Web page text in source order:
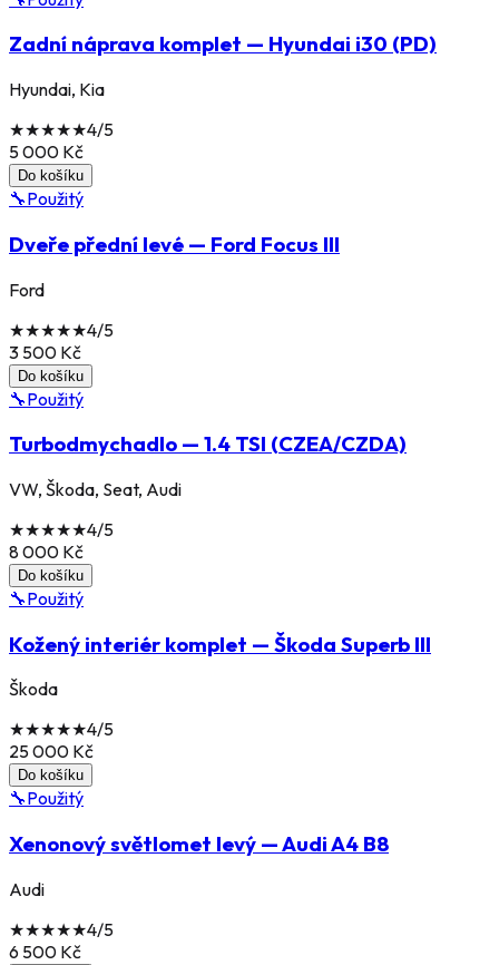
Zadní náprava komplet — Hyundai i30 (PD)
Hyundai, Kia
★★★★★4/5
5 000 Kč
Do košíku
🔧Použitý
Dveře přední levé — Ford Focus III
Ford
★★★★★4/5
3 500 Kč
Do košíku
🔧Použitý
Turbodmychadlo — 1.4 TSI (CZEA/CZDA)
VW, Škoda, Seat, Audi
★★★★★4/5
8 000 Kč
Do košíku
🔧Použitý
Kožený interiér komplet — Škoda Superb III
Škoda
★★★★★4/5
25 000 Kč
Do košíku
🔧Použitý
Xenonový světlomet levý — Audi A4 B8
Audi
★★★★★4/5
6 500 Kč